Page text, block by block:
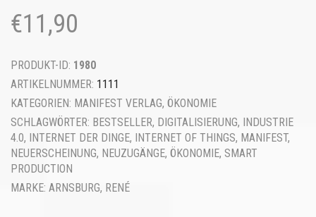
€11,90
PRODUKT-ID: 1980
ARTIKELNUMMER: 1111
KATEGORIEN: MANIFEST VERLAG, ÖKONOMIE
SCHLAGWÖRTER: BESTSELLER, DIGITALISIERUNG, INDUSTRIE
4.0, INTERNET DER DINGE, INTERNET OF THINGS, MANIFEST,
NEUERSCHEINUNG, NEUZUGÄNGE, ÖKONOMIE, SMART
PRODUCTION
MARKE: ARNSBURG, RENÉ